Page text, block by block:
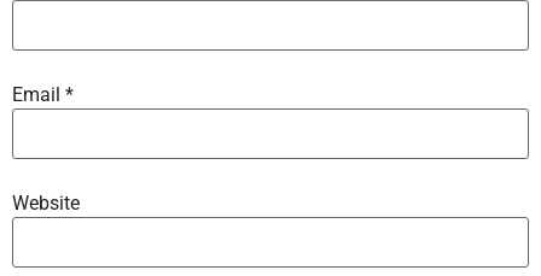
Email *
Website